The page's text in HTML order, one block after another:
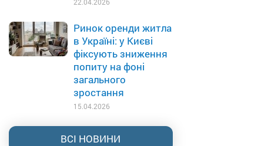
Ринок оренди житла
в Україні: у Києві
фіксують зниження
попиту на фоні
загального
зростання
15.04.2026
ВСІ НОВИНИ